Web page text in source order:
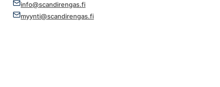
info@scandirengas.fi
myynti@scandirengas.fi